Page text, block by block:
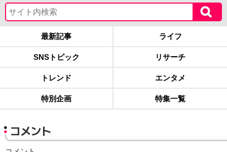
最新記事 ライフ
SNSトピック リサーチ
トレンド エンタメ
特別企画 特集一覧
コメント